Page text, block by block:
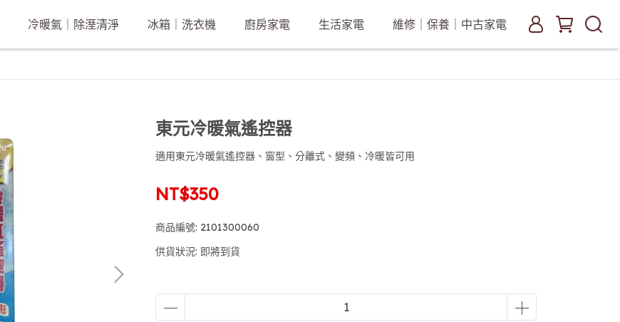
冷暖氣｜除溼清淨 冰箱｜洗衣機 廚房家電 生活家電 維修｜保養｜中古家電
東元冷暖氣遙控器
適用東元冷暖氣遙控器、窗型、分離式、變頻、冷暖皆可用
NT$350
商品編號: 2101300060
供貨狀況: 即將到貨